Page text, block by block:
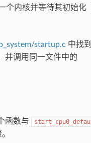
内核并等待其初始化
startup.c 中找
并调用同一文件中的
函数与